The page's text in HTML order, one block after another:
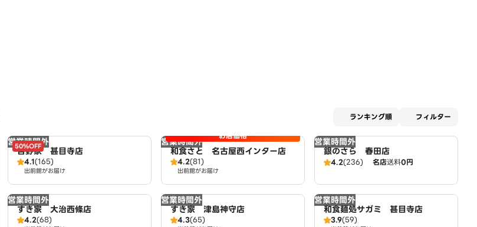
ランキング順 フィルター
営業時間外
50%OFF
吉野家 甚目寺店
4.1(165)
出前館がお届け
営業時間外 お店価格
和食さと 名古屋西インター店
4.2(81)
出前館がお届け
営業時間外
銀のさら 春田店
4.2(236) 名店送料0円
営業時間外
すき家 大治西條店
4.2(68)
営業時間外
すき家 津島神守店
4.3(65)
営業時間外
和食麺処サガミ 甚目寺店
3.9(59)